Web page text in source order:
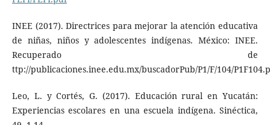
INEE (2017). Directrices para mejorar la atención educativa
de niñas, niños y adolescentes indígenas. México: INEE.
Recuperado de
ttp://publicaciones.inee.edu.mx/buscadorPub/P1/F/104/
Leo, L. y Cortés, G. (2017). Educación rural en Yucatán:
Experiencias escolares en una escuela indígena. Sinéctica,